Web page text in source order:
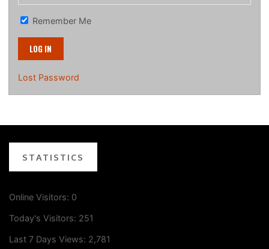
Remember Me
Lost Password
STATISTICS
Online Visitors: 0
Today's Visitors: 251
Last 7 Days Views: 2,781